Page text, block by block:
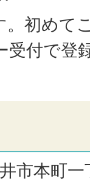
初めて
受付で登
市本町一